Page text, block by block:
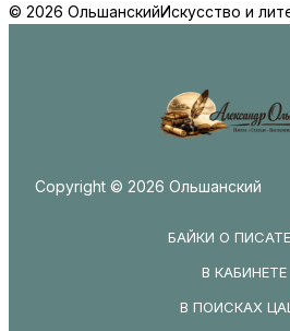
© 2026 ОльшанскийИскусство и
Copyright © 2026 Ольшанский
БАЙКИ О
В КАБИНЕТЕ
В ПОИСКАХ